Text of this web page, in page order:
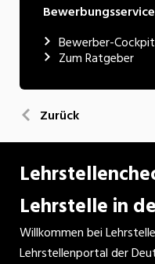
Bewerber-
Zum Ratgeber
Zurück
Lehrstelle in
Willkommen bei
Lehrstellenportal der